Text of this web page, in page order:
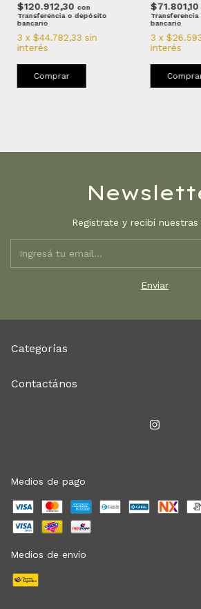
$120.912,30 con
Transferencia o depósito
bancario
3 x $44.782,33 sin
interés
Comprar
$71.801,10
bancario
3 x
interés
Registrate y recibí
Categorías
Contactános
Medios de pago
Medios de envío